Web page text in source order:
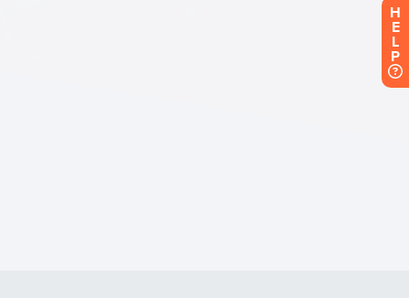
H
E
L
P